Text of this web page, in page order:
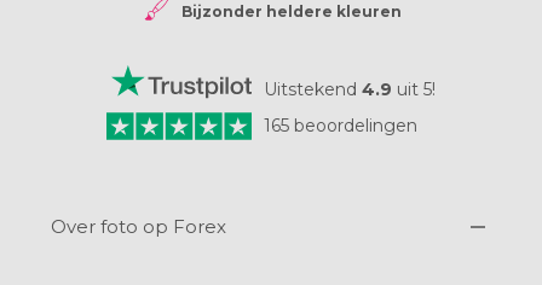
Bijzonder heldere kleuren
Uitstekend 4.9 uit 5!
165 beoordelingen
Over foto op Forex